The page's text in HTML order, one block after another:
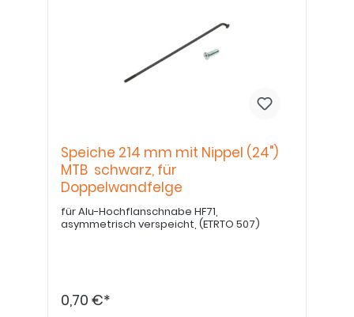
Speiche 214 mm mit Nippel (24")
MTB schwarz, für
Doppelwandfelge
für Alu-Hochflanschnabe HF71,
asymmetrisch verspeicht, (ETRTO 507)
0,70 €*